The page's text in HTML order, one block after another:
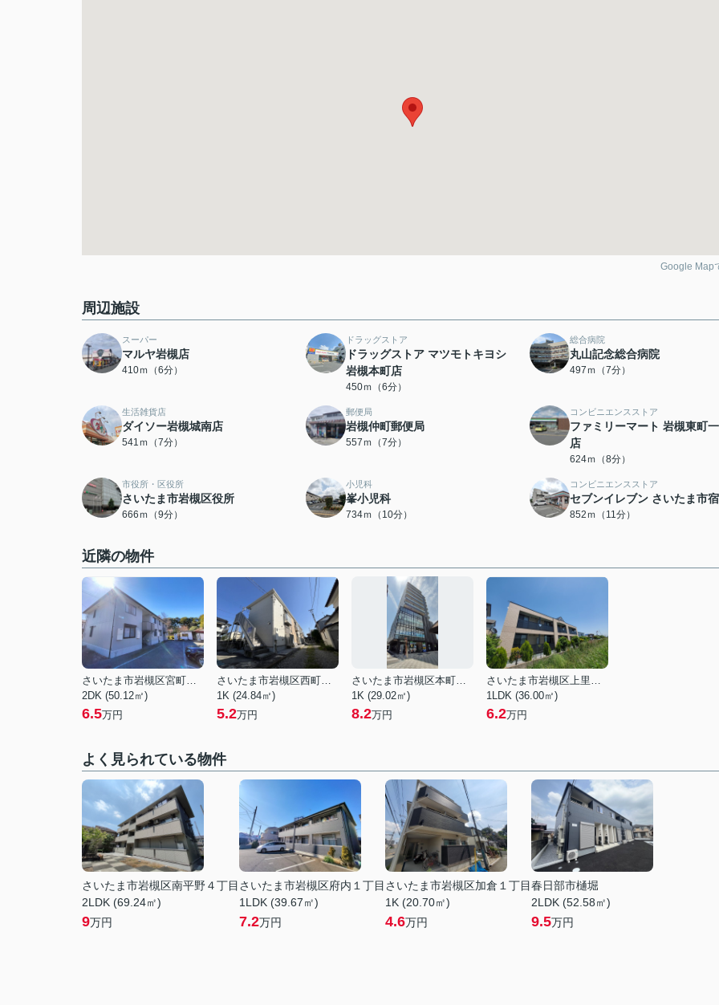
Google Map
周辺施設
スーパー
マルヤ岩槻店
410ｍ（6分）
ドラッグストア
ドラッグストア マツモトキヨシ
岩槻本町店
450ｍ（6分）
総合病院
丸山記念総合病院
497ｍ（7分）
生活雑貨店
ダイソー岩槻城南店
541ｍ（7分）
郵便局
岩槻仲町郵便局
557ｍ（7分）
コンビニエンスストア
ファミリーマート 岩槻東町
店
624ｍ（8分）
市役所・区役所
さいたま市岩槻区役所
666ｍ（9分）
小児科
峯小児科
734ｍ（10分）
コンビニエンスストア
セブンイレブン さいたま市
852ｍ（11分）
近隣の物件
さいたま市岩槻区宮町２丁目
2DK (50.12㎡)
6.5万円
さいたま市岩槻区西町５丁目
1K (24.84㎡)
5.2万円
さいたま市岩槻区本町１丁目
1K (29.02㎡)
8.2万円
さいたま市岩槻区上里１丁目
1LDK (36.00㎡)
6.2万円
よく見られている物件
さいたま市岩槻区南平野４丁目
2LDK (69.24㎡)
9万円
さいたま市岩槻区府内１丁目
1LDK (39.67㎡)
7.2万円
さいたま市岩槻区加倉１丁目
1K (20.70㎡)
4.6万円
春日部市樋堀
2LDK (52.58㎡)
9.5万円